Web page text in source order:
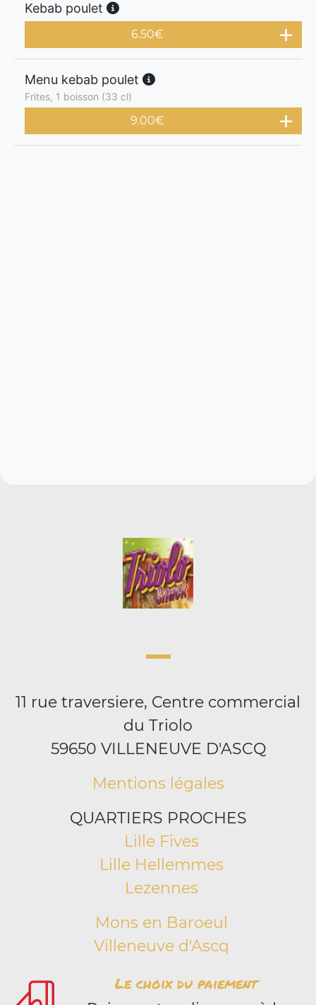
Kebab poulet
6.50€
Menu kebab poulet
Frites, 1 boisson (33 cl)
9.00€
11 rue traversiere, Centre commercial
du Triolo
59650 VILLENEUVE D'ASCQ
Mentions légales
QUARTIERS PROCHES
Lille Fives
Lille Hellemmes
Lezennes
Mons en Baroeul
Villeneuve d'Ascq
Le choix du paiement